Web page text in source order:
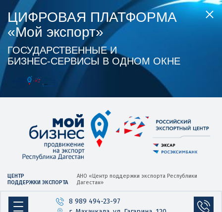
ЦИФРОВАЯ ПЛАТФОРМА
«Мой экспорт»
ГОСУДАРСТВЕННЫЕ И
БИЗНЕС‑СЕРВИСЫ В ОДНОМ ОКНЕ
ЦЕНТР
ПОДДЕРЖКИ ЭКСПОРТА
АНО «Центр поддержки экспорта Республики
Дагестан»
8 989 494-23-97